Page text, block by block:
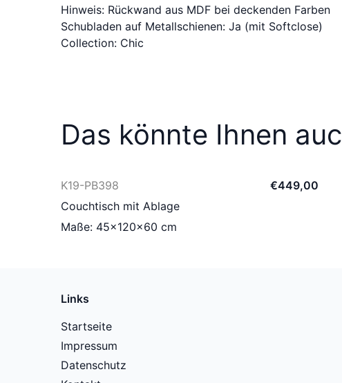
Hinweis: Rückwand aus MDF bei deckenden Farben
Schubladen auf Metallschienen: Ja (mit Softclose)
Collection: Chic
Das könnte Ihnen
K19-PB398 €449,00
Couchtisch mit Ablage
Maße: 45×120×60 cm
Links
Startseite
Impressum
Datenschutz